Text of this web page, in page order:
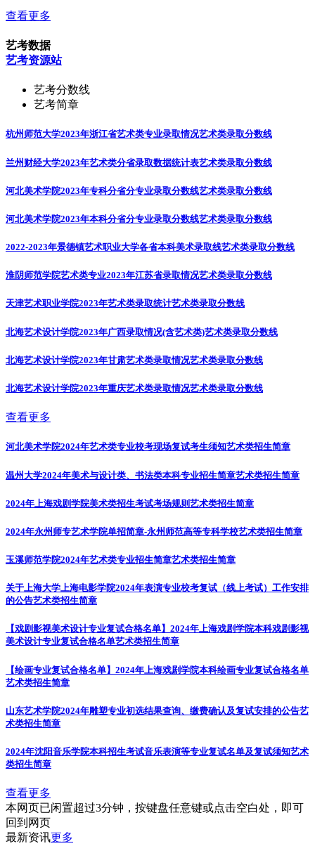
查看更多
艺考数据
艺考资源站
艺考分数线
艺考简章
杭州师范大学2023年浙江省艺术类专业录取情况艺术类录取分数线
兰州财经大学2023年艺术类分省录取数据统计表艺术类录取分数线
河北美术学院2023年专科分省分专业录取分数线艺术类录取分数线
河北美术学院2023年本科分省分专业录取分数线艺术类录取分数线
2022-2023年景德镇艺术职业大学各省本科美术录取线艺术类录取分数线
淮阴师范学院艺术类专业2023年江苏省录取情况艺术类录取分数线
天津艺术职业学院2023年艺术类录取统计艺术类录取分数线
北海艺术设计学院2023年广西录取情况(含艺术类)艺术类录取分数线
北海艺术设计学院2023年甘肃艺术类录取情况艺术类录取分数线
北海艺术设计学院2023年重庆艺术类录取情况艺术类录取分数线
查看更多
河北美术学院2024年艺术类专业校考现场复试考生须知艺术类招生简章
温州大学2024年美术与设计类、书法类本科专业招生简章艺术类招生简章
2024年上海戏剧学院美术类招生考试考场规则艺术类招生简章
2024年永州师专艺术学院单招简章-永州师范高等专科学校艺术类招生简章
玉溪师范学院2024年艺术类专业招生简章艺术类招生简章
关于上海大学上海电影学院2024年表演专业校考复试（线上考试）工作安排
的公告艺术类招生简章
【戏剧影视美术设计专业复试合格名单】2024年上海戏剧学院本科戏剧影视
美术设计专业复试合格名单艺术类招生简章
【绘画专业复试合格名单】2024年上海戏剧学院本科绘画专业复试合格名单
艺术类招生简章
山东艺术学院2024年雕塑专业初选结果查询、缴费确认及复试安排的公告艺
术类招生简章
2024年沈阳音乐学院本科招生考试音乐表演等专业复试名单及复试须知艺术
类招生简章
查看更多
本网页已闲置超过3分钟，按键盘任意键或点击空白处，即可
回到网页
最新资讯更多